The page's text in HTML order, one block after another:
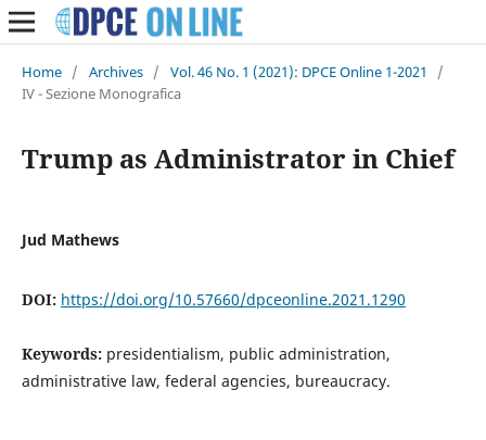
Home / Archives / Vol. 46 No. 1 (2021): DPCE Online 1-2021
/
IV - Sezione Monografica
Trump as Administrator in Chief
Jud Mathews
DOI: https://doi.org/10.57660/dpceonline.2021.1290
Keywords: presidentialism, public administration,
administrative law, federal agencies, bureaucracy.